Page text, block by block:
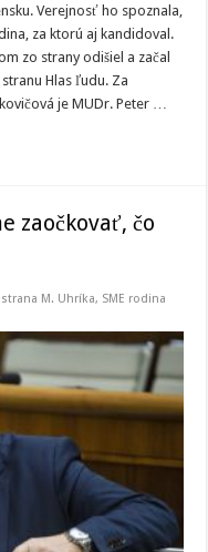
Verejnosť ho spoznala,
za ktorú aj kandidoval.
zo strany odišiel a začal
Hlas ľudu. Za
je MUDr. Peter …
zaočkovať, čo
M. Uhríka, SME rodina